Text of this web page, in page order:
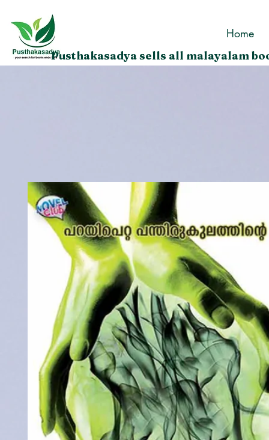
Home
Pusthakasadya sells all malayalam